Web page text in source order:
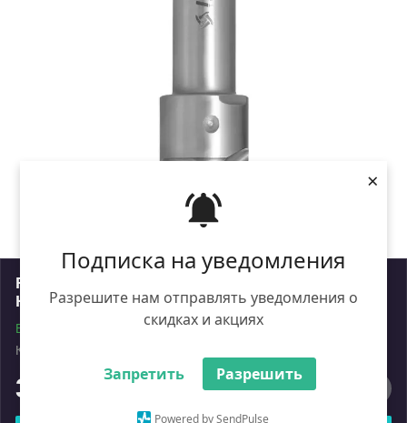
Подписка на уведомления
Разрешите нам отправлять уведомления о
скидках и акциях
Запретить Разрешить
Powered by SendPulse
×
FDH.Фреза D=30,2 I=15 L=95 S=20x50Z=1+1
H=4,0 a45° RH
В наявності
Код: FDH.30.015.20.4SR
35 145